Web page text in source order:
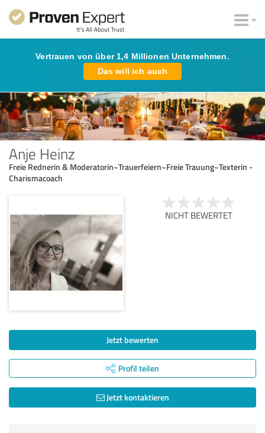
Vertrauen von über 1,4 Millionen Unternehmen.
Das will ich auch
Anje Heinz
Freie Rednerin & Moderatorin~Trauerfeiern~Freie Trauung~Texterin -
Charismacoach
NICHT BEWERTET
Jetzt bewerten
Profil teilen
Jetzt kontaktieren